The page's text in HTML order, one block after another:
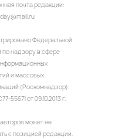
почта редакции:
Федеральной
по надзору в сфере
и массовых
(Роскомнадзор).
55671 от 09.10.2013 г.
может не
с позицией редакции.